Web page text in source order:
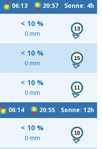
06:13 20:57 Sonne: 4h
< 10 %
0 mm
13
< 10 %
0 mm
15
< 10 %
0 mm
11
06:14 20:55 Sonne: 12h
< 10 %
0 mm
10